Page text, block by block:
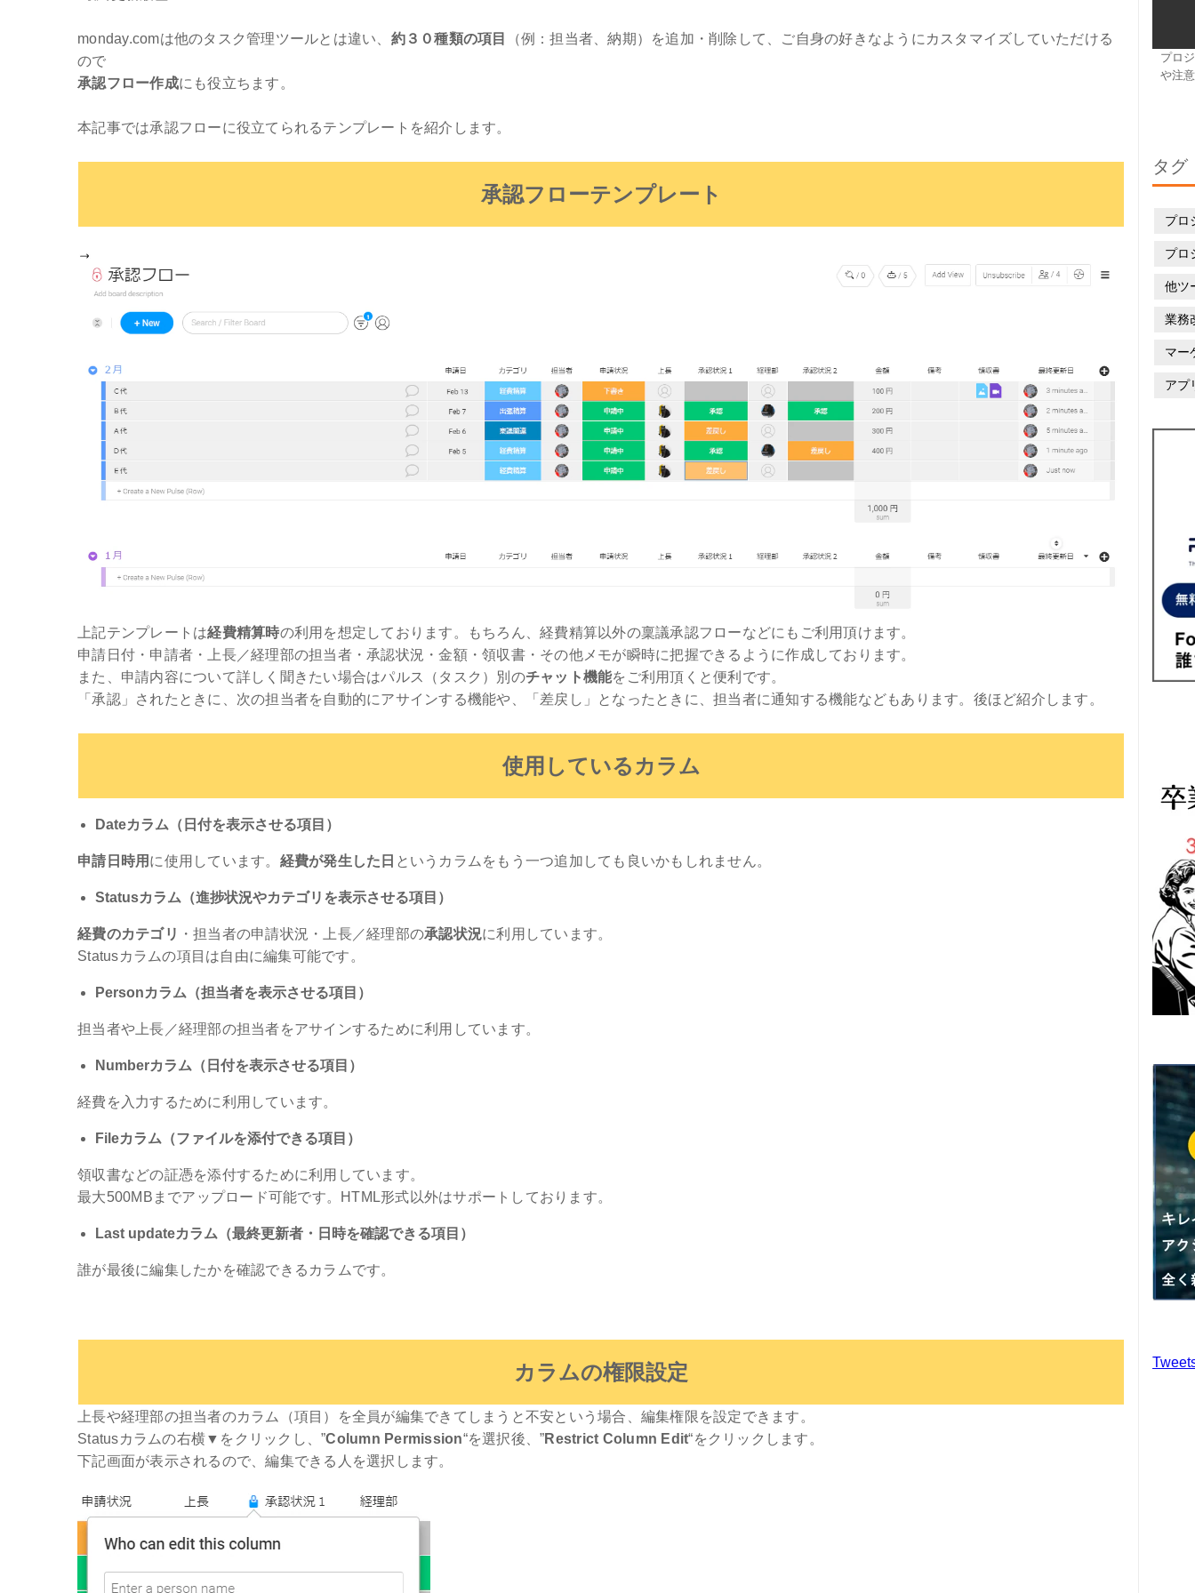
monday.comは他のタスク管理ツールとは違い、 約３０種類の項目
（例：担当者、納期）を追加・削除して、ご自身の好きなようにカスタマイズしていただける
ので
承認フロー作成にも役立ちます。
本記事では承認フローに役立てられるテンプレートを紹介します。
承認フローテンプレート
上記テンプレートは経費精算時の利用を想定しております。もちろん、経費精算以外の稟議承認フローなどにもご利用頂けます。
申請日付・申請者・上長／経理部の担当者・承認状況・金額・領収書・その他メモが瞬時に把握できるように作成しております。
また、申請内容について詳しく聞きたい場合はパルス（タスク）別のチャット機能をご利用頂くと便利です。
「承認」されたときに、次の担当者を自動的にアサインする機能や、「差戻し」となったときに、担当者に通知する機能などもあります。後ほど紹介します。
使用しているカラム
Dateカラム（日付を表示させる項目）
申請日時用 に使用しています。 経費が発生した日 というカラムをもう一つ追加しても良いかもしれません。
Statusカラム（進捗状況やカテゴリを表示させる項目）
経費のカテゴリ ・担当者の申請状況・上長／経理部の承認状況に利用しています。
Statusカラムの項目は自由に編集可能です。
Personカラム（担当者を表示させる項目）
担当者や上長／経理部の担当者をアサインするために利用しています。
Numberカラム（日付を表示させる項目）
経費を入力するために利用しています。
Fileカラム（ファイルを添付できる項目）
領収書などの証憑を添付するために利用しています。
最大500MBまでアップロード可能です。HTML形式以外はサポートしております。
Last updateカラム（最終更新者・日時を確認できる項目）
誰が最後に編集したかを確認できるカラムです。
カラムの権限設定
上長や経理部の担当者のカラム（項目）を全員が編集できてしまうと不安という場合、編集権限を設定できます。
Statusカラムの右横▼をクリックし、”Column Permission“を選択後、”Restrict Column Edit“をクリックします。
下記画面が表示されるので、編集できる人を選択します。
プロ
や注
タグ
プロ
プロ
他ツ
業務
マー
アプ